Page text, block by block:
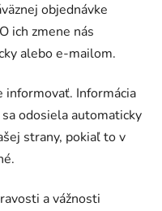
objednávke
ich zmene nás
alebo e-mailom.
informovať. Informácia
odosiela automaticky
strany, pokiaľ to v
a vážnosti